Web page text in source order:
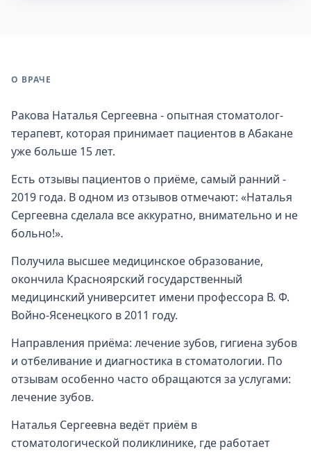
О ВРАЧЕ
Ракова Наталья Сергеевна - опытная стоматолог-
терапевт, которая принимает пациентов в Абакане
уже больше 15 лет.
Есть отзывы пациентов о приёме, самый ранний -
2019 года. В одном из отзывов отмечают: «Наталья
Сергеевна сделала все аккуратно, внимательно и не
больно!».
Получила высшее медицинское образование,
окончила Красноярский государственный
медицинский университет имени профессора В. Ф.
Войно-Ясенецкого в 2011 году.
Направления приёма: лечение зубов, гигиена зубов
и отбеливание и диагностика в стоматологии. По
отзывам особенно часто обращаются за услугами:
лечение зубов.
Наталья Сергеевна ведёт приём в
стоматологической поликлинике, где работает